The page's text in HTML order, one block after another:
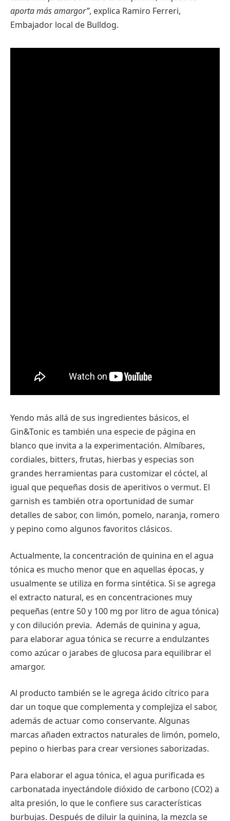
aporta más amargor”, explica Ramiro Ferreri,
Embajador local de Bulldog.
Yendo más allá de sus ingredientes básicos, el
Gin&Tonic es también una especie de página en
blanco que invita a la experimentación. Almíbares,
cordiales, bitters, frutas, hierbas y especias son
grandes herramientas para customizar el cóctel, al
igual que pequeñas dosis de aperitivos o vermut. El
garnish es también otra oportunidad de sumar
detalles de sabor, con limón, pomelo, naranja, romero
y pepino como algunos favoritos clásicos.
Actualmente, la concentración de quinina en el agua
tónica es mucho menor que en aquellas épocas, y
usualmente se utiliza en forma sintética. Si se agrega
el extracto natural, es en concentraciones muy
pequeñas (entre 50 y 100 mg por litro de agua tónica)
y con dilución previa. Además de quinina y agua,
para elaborar agua tónica se recurre a endulzantes
como azúcar o jarabes de glucosa para equilibrar el
amargor.
Al producto también se le agrega ácido cítrico para
dar un toque que complementa y complejiza el sabor,
además de actuar como conservante. Algunas
marcas añaden extractos naturales de limón, pomelo,
pepino o hierbas para crear versiones saborizadas.
Para elaborar el agua tónica, el agua purificada es
carbonatada inyectándole dióxido de carbono (CO2) a
alta presión, lo que le confiere sus características
burbujas. Después de diluir la quinina, la mezcla se